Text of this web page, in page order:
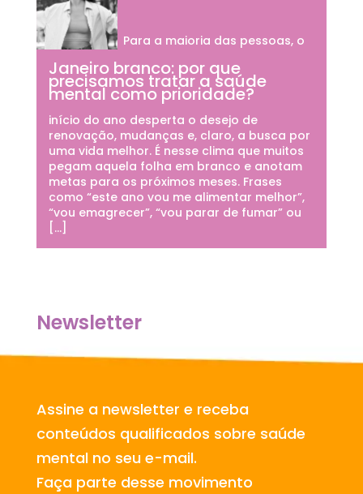
Janeiro branco: por que
precisamos tratar a saúde
mental como prioridade?
Para a maioria das pessoas, o
início do ano desperta o desejo de
renovação, mudanças e, claro, a busca por
uma vida melhor. É nesse clima que muitos
pegam aquela folha em branco e anotam
metas para os próximos meses. Frases
como “este ano vou me alimentar melhor”,
“vou emagrecer”, “vou parar de fumar” ou
[…]
Newsletter
Assine a newsletter e receba
conteúdos qualificados sobre saúde
mental no seu e-mail.
Faça parte desse movimento